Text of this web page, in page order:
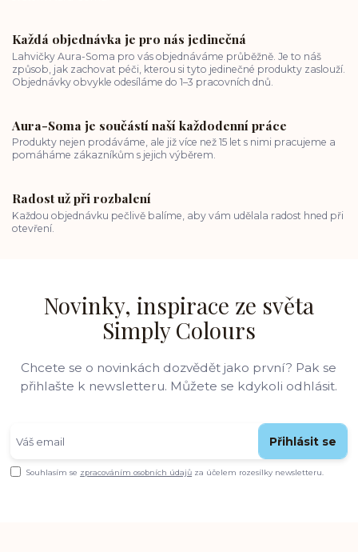
Každá objednávka je pro nás jedinečná
Lahvičky Aura-Soma pro vás objednáváme průběžně. Je to náš
způsob, jak zachovat péči, kterou si tyto jedinečné produkty zaslouží.
Objednávky obvykle odesíláme do 1–3 pracovních dnů.
Aura-Soma je součástí naší každodenní práce
Produkty nejen prodáváme, ale již více než 15 let s nimi pracujeme a
pomáháme zákazníkům s jejich výběrem.
Radost už při rozbalení
Každou objednávku pečlivě balíme, aby vám udělala radost hned při
otevření.
Novinky, inspirace ze světa
Simply Colours
Chcete se o novinkách dozvědět jako první? Pak se
přihlašte k newsletteru. Můžete se kdykoli odhlásit.
Přihlásit se
Souhlasím se zpracováním osobních údajů za účelem rozesílky newsletteru.